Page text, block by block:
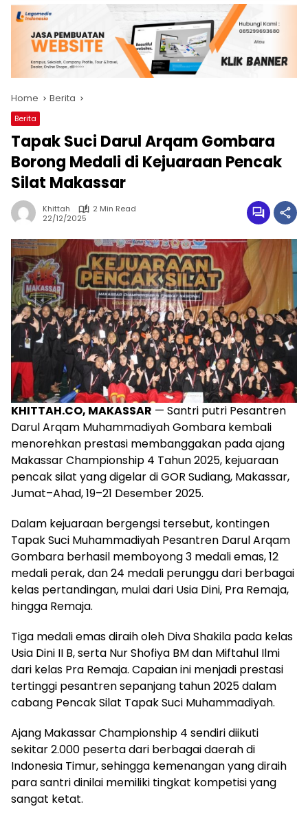
Home Berita
Berita
Tapak Suci Darul Arqam Gombara
Borong Medali di Kejuaraan Pencak
Silat Makassar
Khittah
2 Min Read
22/12/2025
KHITTAH.CO, MAKASSAR — Santri putri Pesantren
Darul Arqam Muhammadiyah Gombara kembali
menorehkan prestasi membanggakan pada ajang
Makassar Championship 4 Tahun 2025, kejuaraan
pencak silat yang digelar di GOR Sudiang, Makassar,
Jumat–Ahad, 19–21 Desember 2025.
Dalam kejuaraan bergengsi tersebut, kontingen
Tapak Suci Muhammadiyah Pesantren Darul Arqam
Gombara berhasil memboyong 3 medali emas, 12
medali perak, dan 24 medali perunggu dari berbagai
kelas pertandingan, mulai dari Usia Dini, Pra Remaja,
hingga Remaja.
Tiga medali emas diraih oleh Diva Shakila pada kelas
Usia Dini II B, serta Nur Shofiya BM dan Miftahul Ilmi
dari kelas Pra Remaja. Capaian ini menjadi prestasi
tertinggi pesantren sepanjang tahun 2025 dalam
cabang Pencak Silat Tapak Suci Muhammadiyah.
Ajang Makassar Championship 4 sendiri diikuti
sekitar 2.000 peserta dari berbagai daerah di
Indonesia Timur, sehingga kemenangan yang diraih
para santri dinilai memiliki tingkat kompetisi yang
sangat ketat.